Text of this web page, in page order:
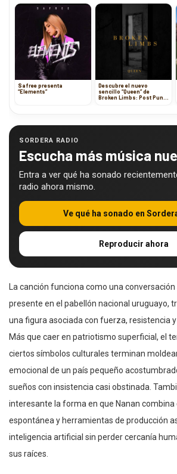
Safree presenta
“Elements”
Descubre el nuevo
sencillo “Queen” de
Broken Limbs: Post Punk
SORDERA RADIO
Escucha más música
Entra a ver qué ha sonado
radio ahora mismo.
Ve qué ha sonado en
Reproducir ahora
La canción funciona como una conversación
presente en el pabellón nacional uruguayo,
una figura asociada con fuerza, resistencia
Más que caer en patriotismo superficial, el
ciertos símbolos culturales terminan
emocional de un país pequeño
sueños con insistencia casi obstinada.
interesante la forma en que Nanan combina
espontánea y herramientas de producción
inteligencia artificial sin perder cercanía
sus raíces.